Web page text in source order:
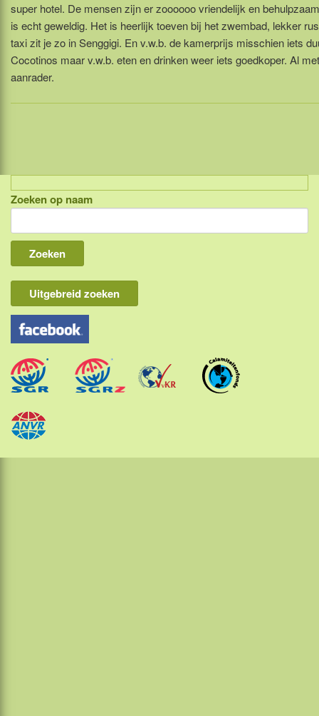
super hotel. De mensen zijn er zoooooo vriendelijk en
is echt geweldig. Het is heerlijk toeven bij het zwembad, lekker
taxi zit je zo in Senggigi. En v.w.b. de kamerprijs misschien iets
Cocotinos maar v.w.b. eten en drinken weer iets goedkoper. Al
aanrader.
Indonesië, eilandcombinaties
Bali
Lombok
Flores & Komodo
Overige Sunda eilanden
Java
Kalimantan
Molukken
Zoeken op naam
Uitgebreid zoeken